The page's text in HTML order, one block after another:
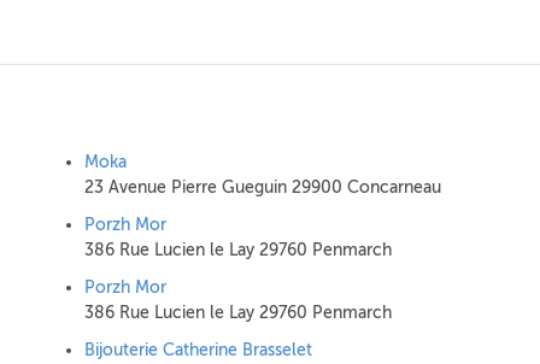
Moka
23 Avenue Pierre Gueguin 29900 Concarneau
Porzh Mor
386 Rue Lucien le Lay 29760 Penmarch
Porzh Mor
386 Rue Lucien le Lay 29760 Penmarch
Bijouterie Catherine Brasselet